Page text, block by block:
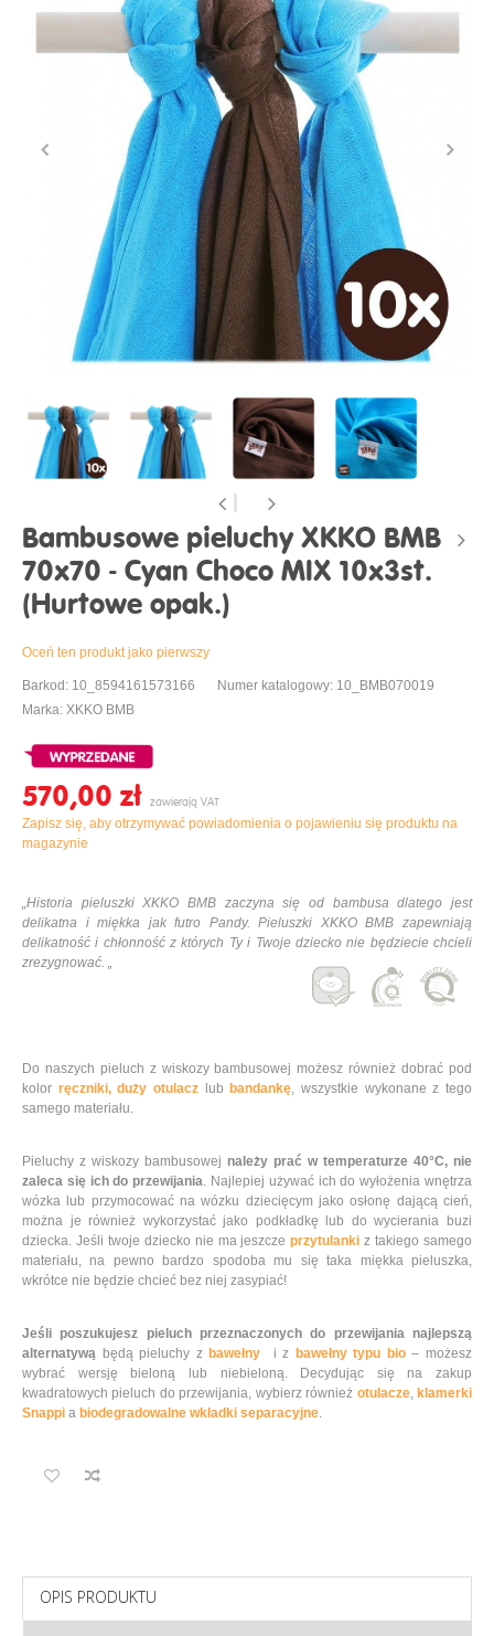
Bambusowe pieluchy XKKO BMB
70x70 - Cyan Choco MIX 10x3st.
(Hurtowe opak.)
Oceń ten produkt jako pierwszy
Barkod: 10_8594161573166
Numer katalogowy: 10_BMB070019
Marka: XKKO BMB
570,00 ‎zł
Zapisz się, aby otrzymywać powiadomienia o pojawieniu się produktu na
magazynie
„Historia pieluszki XKKO BMB zaczyna się od bambusa dlatego jest
delikatna i miękka jak futro Pandy. Pieluszki XKKO BMB zapewniają
delikatność i chłonność z których Ty i Twoje dziecko nie będziecie chcieli
zrezygnować. „
Do naszych pieluch z wiskozy bambusowej możesz również dobrać pod
kolor ręczniki, duży otulacz lubbandankę, wszystkie wykonane z tego
samego materiału.
Pieluchy z wiskozy bambusowej należy prać w temperaturze 40°C, nie
zaleca się ich do przewijania. Najlepiej używać ich do wyłożenia wnętrza
wózka lub przymocować na wózku dziecięcym jako osłonę dającą cień,
można je również wykorzystać jako podkładkę lub do wycierania buzi
dziecka. Jeśli twoje dziecko nie ma jeszczeprzytulanki z takiego samego
materiału, na pewno bardzo spodoba mu się taka miękka pieluszka,
wkrótce nie będzie chcieć bez niej zasypiać!
Jeśli poszukujesz pieluch przeznaczonych do przewijania najlepszą
alternatywą będą pieluchy zbawełny i z bawełny typu bio– możesz
wybrać wersję bieloną lub niebieloną. Decydując się na zakup
kwadratowych pieluch do przewijania, wybierz również otulacze,klamerki
Snappi a biodegradowalne wkładki separacyjne.
OPIS PRODUKTU